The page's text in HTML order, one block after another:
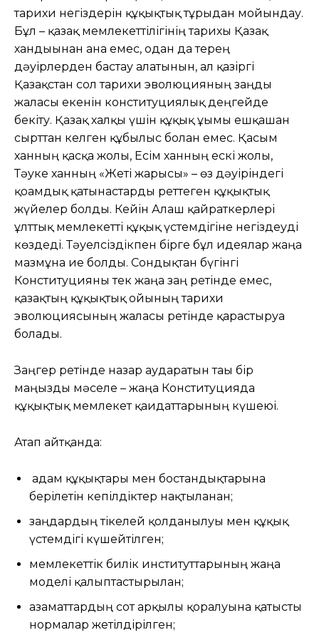
тарихи негіздерін құқықтық тұрғыдан мойындау.
Бұл – қазақ мемлекеттілігінің тарихы Қазақ
хандығынан ғана емес, одан да терең
дәуірлерден бастау алатынын, ал қазіргі
Қазақстан сол тарихи эволюцияның заңды
жалғасы екенін конституциялық деңгейде
бекіту. Қазақ халқы үшін құқық ұғымы ешқашан
сырттан келген құбылыс болған емес. Қасым
ханның қасқа жолы, Есім ханның ескі жолы,
Тәуке ханның «Жеті жарғысы» – өз дәуіріндегі
қоғамдық қатынастарды реттеген құқықтық
жүйелер болды. Кейін Алаш қайраткерлері
ұлттық мемлекетті құқық үстемдігіне негіздеуді
көздеді. Тәуелсіздікпен бірге бұл идеялар жаңа
мазмұнға ие болды. Сондықтан бүгінгі
Конституцияны тек жаңа заң ретінде емес,
қазақтың құқықтық ойының тарихи
эволюциясының жалғасы ретінде қарастыруға
болады.
Заңгер ретінде назар аударатын тағы бір
маңызды мәселе – жаңа Конституцияда
құқықтық мемлекет қағидаттарының күшеюі.
Атап айтқанда:
адам құқықтары мен бостандықтарына
берілетін кепілдіктер нақтыланған;
заңдардың тікелей қолданылуы мен құқық
үстемдігі күшейтілген;
мемлекеттік билік институттарының жаңа
моделі қалыптастырылған;
азаматтардың сот арқылы қорғалуына қатысты
нормалар жетілдірілген;